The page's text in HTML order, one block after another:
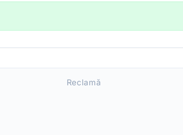
Reclamă